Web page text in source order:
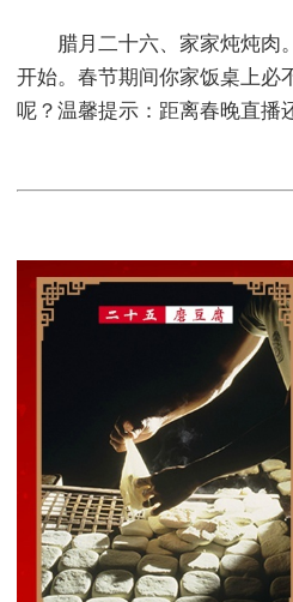
腊月二十六、家家炖炖肉
开始。春节期间你家饭桌上必
呢？温馨提示：距离春晚直播